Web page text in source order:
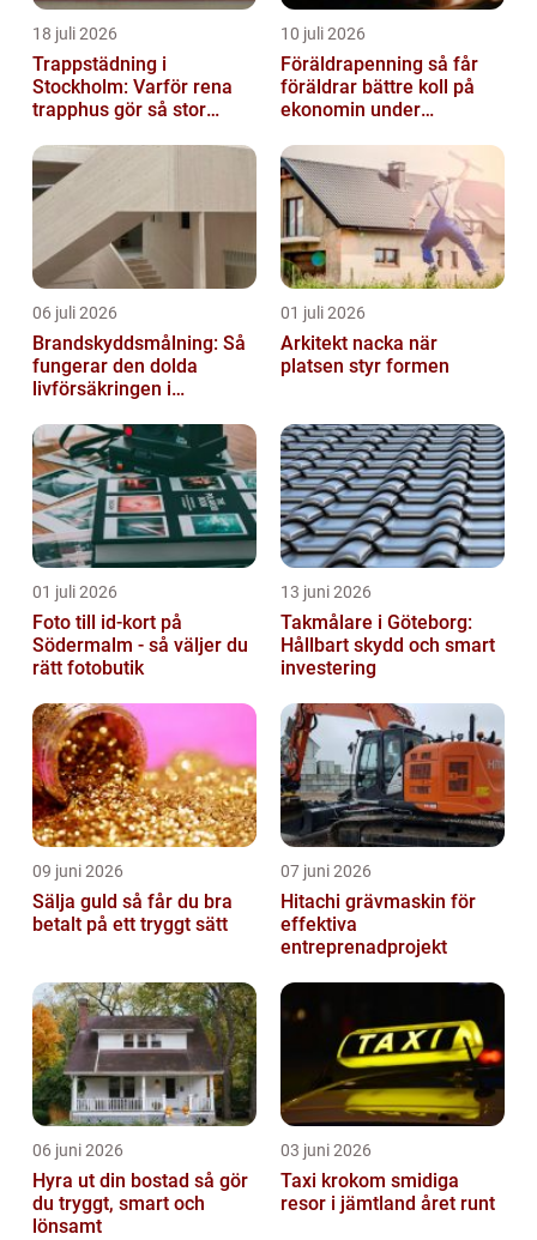
18 juli 2026
Trappstädning i
Stockholm: Varför rena
trapphus gör så stor
10 juli 2026
Föräldrapenning så får
föräldrar bättre koll på
ekonomin under
06 juli 2026
Brandskyddsmålning: Så
fungerar den dolda
livförsäkringen i
01 juli 2026
Arkitekt nacka när
platsen styr formen
01 juli 2026
Foto till id-kort på
Södermalm - så väljer du
rätt fotobutik
13 juni 2026
Takmålare i Göteborg:
Hållbart skydd och smart
investering
09 juni 2026
Sälja guld så får du bra
betalt på ett tryggt sätt
07 juni 2026
Hitachi grävmaskin för
effektiva
entreprenadprojekt
06 juni 2026
Hyra ut din bostad så gör
du tryggt, smart och
lönsamt
03 juni 2026
Taxi krokom smidiga
resor i jämtland året runt